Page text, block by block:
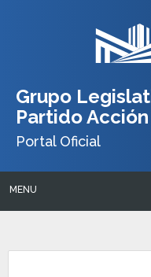
Grupo
Partido
Portal Oficial
MENU